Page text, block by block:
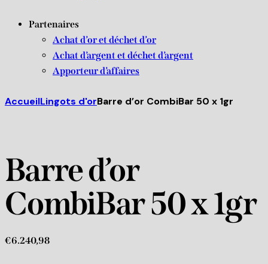
Partenaires
Achat d’or et déchet d’or
Achat d’argent et déchet d’argent
Apporteur d’affaires
AccueilLingots d'orBarre d’or CombiBar 50 x 1gr
Barre d’or
CombiBar 50 x 1gr
€6.240,98